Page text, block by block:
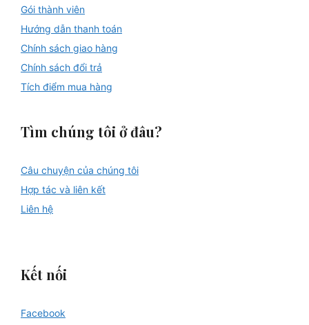
Gói thành viên
Hướng dẫn thanh toán
Chính sách giao hàng
Chính sách đổi trả
Tích điểm mua hàng
Tìm chúng tôi ở đâu?
Câu chuyện của chúng tôi
Hợp tác và liên kết
Liên hệ
Kết nối
Facebook